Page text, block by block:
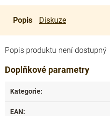
Popis Diskuze
Popis produktu není dostupný
Doplňkové parametry
Kategorie:
EAN: